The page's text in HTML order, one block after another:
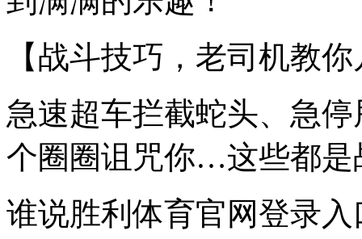
【战斗技巧，老司机教
急速超车拦截蛇头、急
个圈圈诅咒你…这些都是
谁说胜利体育官网登录